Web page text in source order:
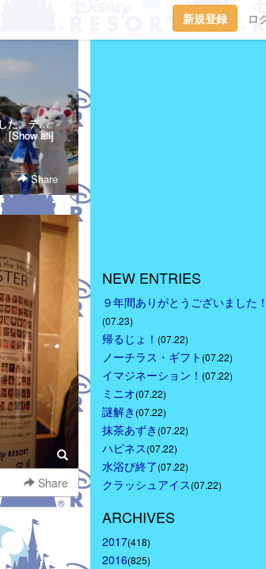
新規登録 ロ
当サイトは２０１７年７月２３日で終了いたしました。これまでご愛読いただき、ありがとうございました。ディズニー大好き夫婦のＲｉｋｕ＆Ｍｉｕです。日々の他愛も無いことを呟きます。＜管理人＞Ｒｉｋｕ（夫）→妻の影響でディズニー好きになったにわかファンＭｉｕ（妻）→子供の頃から根っからのディズニー好きＤｉｓｎｅｙ Ｄｒｅａｍｓhttp://waltdisneymagic.blog135.fc2.com/２０１２年３月までＲｉｋｕ＆Ｍｉｕが運営していたディズニーブログです。
[Show all]
Share
Share
NEW ENTRIES
９年間ありがとうございました
(07.23)
帰るじょ！ (07.22)
ノーチラス・ギフト(07.22)
イマジネーション！ (07.22)
ミニオ(07.22)
謎解き(07.22)
抹茶あずき(07.22)
ハピネス(07.22)
水浴び終了(07.22)
クラッシュアイス(07.22)
ARCHIVES
2017(418)
2016(825)